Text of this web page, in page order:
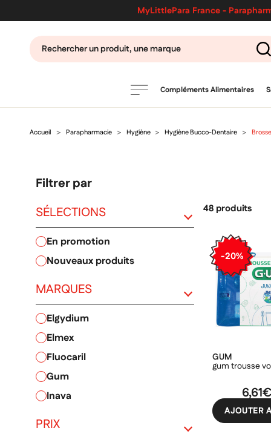
MyLittlePara France -
CATÉGORIES
MARQUES
PRODUITS
Compléments Alimentaires
Accueil Parapharmacie Hygiène Hygiène Bucco-Dentaire
Filtrer par
SÉLECTIONS
en promotion
nouveaux produits
MARQUES
elgydium
elmex
fluocaril
gum
inava
PRIX
48 produits
-20%
GUM
gum trousse
AJOUTER